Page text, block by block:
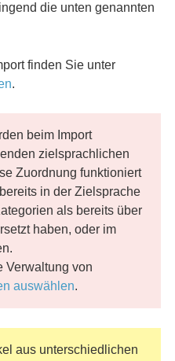
die unten genannten
finden Sie unter
.
beim Import
zielsprachlichen
Zuordnung funktioniert
in der Zielsprache
als bereits über
haben, oder im
Verwaltung von
auswählen.
aus unterschiedlichen